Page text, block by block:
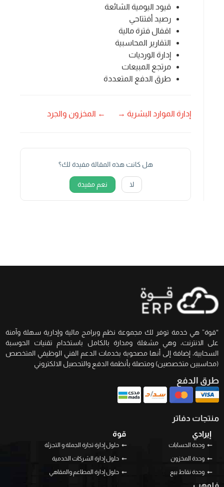
قيود اليومية الشائعة
رصيد أفتتاحي
اقفال فترة مالية
التقارير المحاسبية
إدارة الورديات
مرتجع المبيعات
طرق الدفع المتعددة
← المخزون والجرد إدارة الموارد البشرية →
هل كانت هذه المقالة مفيدة لك؟
لا نعم مفيدة
“قوة” هي خدمة توفر لك مجموعة نظم وبرامج مالية وإدارية سهلة وآمنة
على الانترنت، وهي مشغلة ومدارة بالكامل باستخدام تقنيات الحوسبة
السحابية، إضافة إلى أنها مصحوبة بخدمات الدعم الفني الوظيفي المتخصص
(محاسبين متخصصين) ومتصلة بأنظمة الدفع والتحصيل الالكتروني
طرق الدفع
منتجات دفاتر
إيرادي
وحدة الحسابات
وحدة المخزون
وحدة نقاط بيع
قوة
حلول إدارة تجارة الجملة و التجزئة
حلول إدارة الشركات الخدمية
حلول إدارة المطاعم والمقاهي
فلوهب